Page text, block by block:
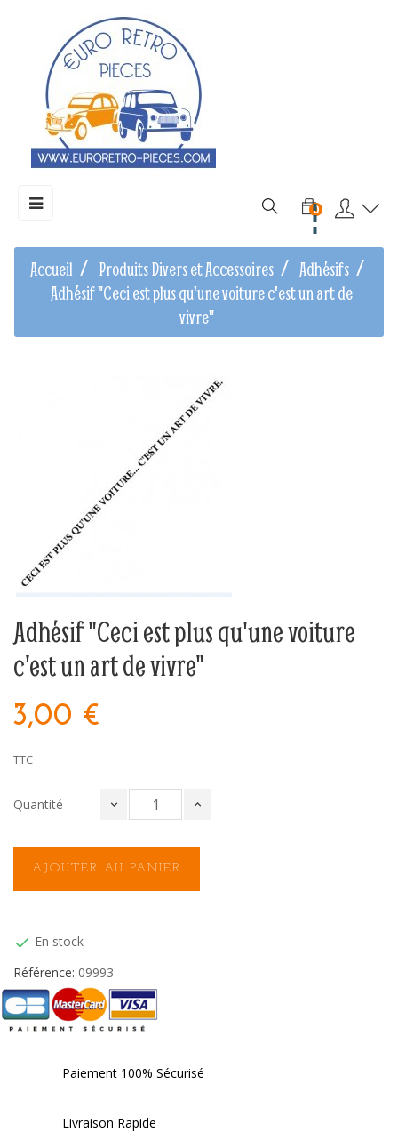
Basculer
☰ 0
Accueil Produits Divers et Accessoires
Adhésifs
Adhésif "Ceci est plus qu'une voiture c'est un art de
vivre"
Adhésif "Ceci est plus qu'une voiture
c'est un art de vivre"
3,00 €
TTC
Quantité
AJOUTER AU PANIER
 En stock
Référence: 09993
Paiement 100% Sécurisé
Livraison Rapide